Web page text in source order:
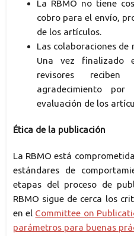
La RBMO no tiene
cobro para el envío,
de los artículos.
Las colaboraciones de
Una vez finalizado
revisores
agradecimiento
evaluación de los
Ética de la publicación
La RBMO está
estándares de
etapas del proceso de
RBMO sigue de cerca los
en el Committee on
parámetros para buenas